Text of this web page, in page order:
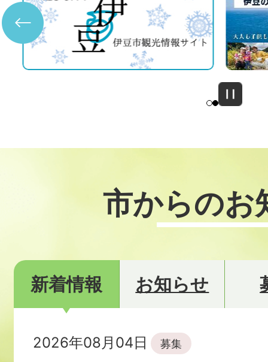
枚
目
枚
目
の
ス
ド
市からのお
新着情報 お知らせ
2026年08月04日 募集